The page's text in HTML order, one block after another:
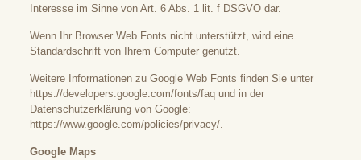
Interesse im Sinne von Art. 6 Abs. 1 lit. f DSGVO dar.
Wenn Ihr Browser Web Fonts nicht unterstützt, wird eine
Standardschrift von Ihrem Computer genutzt.
Weitere Informationen zu Google Web Fonts finden Sie unter
https://developers.google.com/fonts/faqund in der
Datenschutzerklärung von Google:
https://www.google.com/policies/privacy/.
Google Maps